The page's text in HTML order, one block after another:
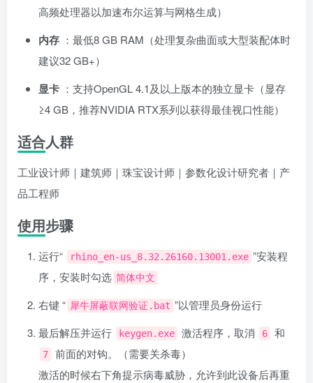
高频处理器以加速布尔运算与网格生成）
内存 ：最低8 GB RAM（处理复杂曲面或大型装配体时
建议32 GB+）
显卡 ：支持OpenGL 4.1及以上版本的独立显卡（显存
≥4 GB，推荐NVIDIA RTX系列以获得最佳视口性能）
适合人群
工业设计师｜建筑师｜珠宝设计师｜参数化设计研究者｜产
品工程师
使用步骤
运行“ rhino_en-us_8.32.26160.13001.exe ”安装程
序，安装时勾选 简体中文
右键 “ 犀牛屏蔽联网验证.bat ”以管理员身份运行
最后解压并运行
keygen.exe 激活程序，取消 6 和
7
前面的对钩。（需要关杀毒）
激活的时候右下角提示病毒威胁，允许到此设备后再重